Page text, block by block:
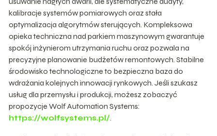
kalibracje systemów pomiarowych oraz stała
optymalizacja algorytmów sterujących. Kompleksowa
opieka techniczna nad parkiem maszynowym gwarantuje
spokój inżynierom utrzymania ruchu oraz pozwala na
precyzyjne planowanie budżetów remontowych. Stabilne
środowisko technologiczne to bezpieczna baza do
wdrażania kolejnych innowacji rynkowych. Jeśli szukasz
usług dla przemysłu i produkcji, możesz zobaczyć
propozycje Wolf Automation Systems:
https://wolfsystems.pl/.